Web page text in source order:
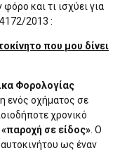
και τι ισχύει για
2013 :
που μου δίνει
Φορολογίας
ενός οχήματος σε
χρονικό
«παροχή σε είδος» . Ο
ως έναν